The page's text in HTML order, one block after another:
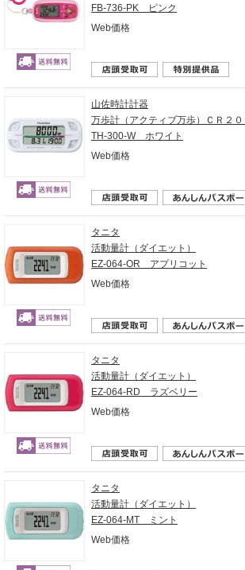
FB-736-PK ピンク
Web価格
山佐時計計器
万歩計（アクティブ万歩）ＣＲ２
TH-300-W ホワイト
Web価格
タニタ
活動量計（ダイエット）
EZ-064-OR アプリコット
Web価格
タニタ
活動量計（ダイエット）
EZ-064-RD ラズベリー
Web価格
タニタ
活動量計（ダイエット）
EZ-064-MT ミント
Web価格